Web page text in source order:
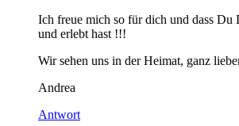
Ich freue mich so für dich und dass Du
und erlebt hast !!!
Wir sehen uns in der Heimat, ganz
Andrea
Antwort